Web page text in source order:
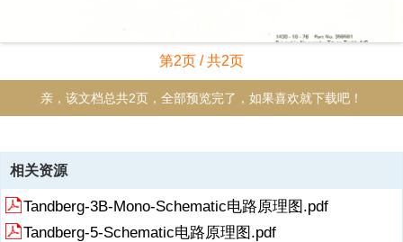
第2页 / 共2页
亲，该文档总共2页，全部预览完了，如果喜欢就下载吧！
资源描述
《Tandberg-10-X-Service-Manual-2电路原理图.pdf》由会员分享，可
在线阅读，更多相关《Tandberg-10-X-Service-Manual-2电路原理
图.pdf（2页珍藏版）》请在收音机爱好者资料库上搜索。
相关资源
Tandberg-3B-Mono-Schematic电路原理图.pdf
Tandberg-5-Schematic电路原理图.pdf